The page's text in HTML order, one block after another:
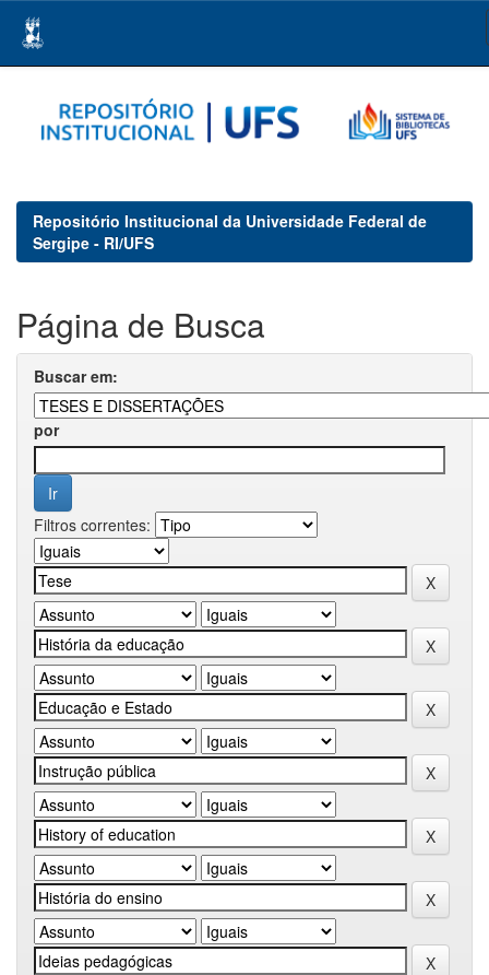
navigation
Repositório Institucional da Universidade Federal de
Sergipe - RI/UFS
Página de Busca
Buscar em:
por
Filtros correntes: